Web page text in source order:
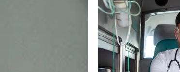
Dokter Visit Ke Rumah
Multivitamin Booster